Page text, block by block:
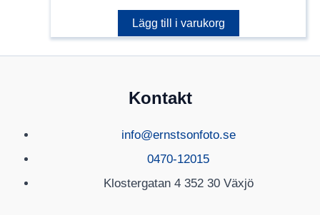
Lägg till i varukorg
Kontakt
info@ernstsonfoto.se
0470-12015
Klostergatan 4 352 30 Växjö